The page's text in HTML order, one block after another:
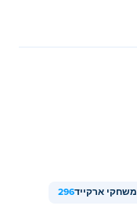
משחקי ארקייד296